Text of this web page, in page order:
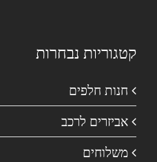
קטגוריות נבחרות
חנות חלפים
אביזרים לרכב
משלוחים